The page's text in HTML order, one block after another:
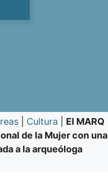
Cultura
El MARQ
de la Mujer con una
a la arqueóloga